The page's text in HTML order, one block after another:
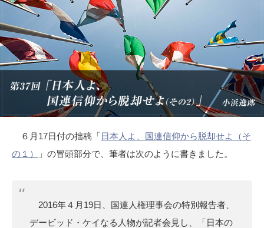
６月17日付の拙稿「日本人よ、国連信仰から脱却せよ（そ
の１）
」の冒頭部分で、筆者は次のように書きました。
2016年４月19日、国連人権理事会の特別報告者、
デービッド・ケイなる人物が記者会見し、「日本の